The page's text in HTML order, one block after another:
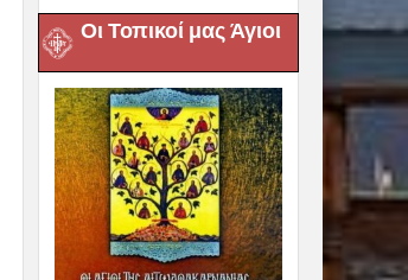
Οι Τοπικοί μας Άγιοι